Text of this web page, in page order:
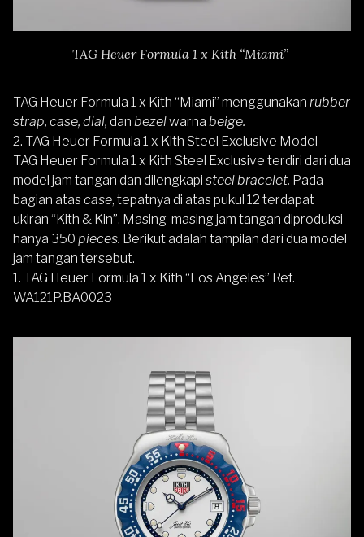
TAG Heuer Formula 1 x Kith “Miami”
TAG Heuer Formula 1 x Kith “Miami” menggunakan rubber
strap, case, dial, dan bezelwarna beige.
2. TAG Heuer Formula 1 x Kith Steel Exclusive Model
TAG Heuer Formula 1 x Kith Steel Exclusive terdiri dari dua
model jam tangan dan dilengkapi steel bracelet. Pada
bagian atascase, tepatnya di atas pukul 12 terdapat
ukiran “Kith & Kin”. Masing-masing jam tangan diproduksi
hanya 350 pieces. Berikut adalah tampilan dari dua model
jam tangan tersebut.
1. TAG Heuer Formula 1 x Kith “Los Angeles” Ref.
WA121P.BA0023